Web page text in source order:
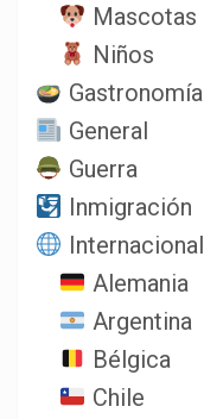
Mascotas
Niños
Gastronomía
General
Guerra
Inmigración
Internacional
Alemania
Argentina
Bélgica
Chile